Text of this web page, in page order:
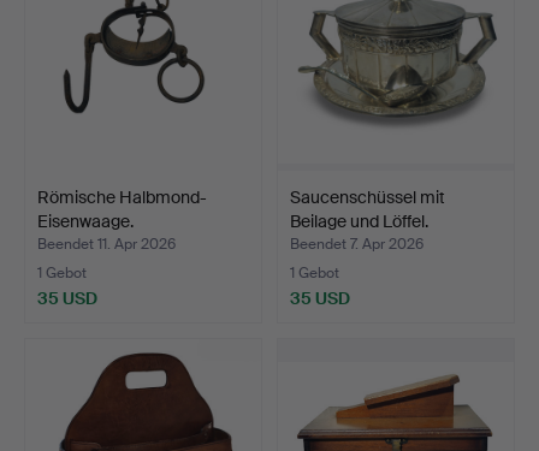
Römische Halbmond-
Eisenwaage.
Beendet 11. Apr 2026
1 Gebot
35 USD
Saucenschüssel mit
Beilage und Löffel.
Beendet 7. Apr 2026
1 Gebot
35 USD